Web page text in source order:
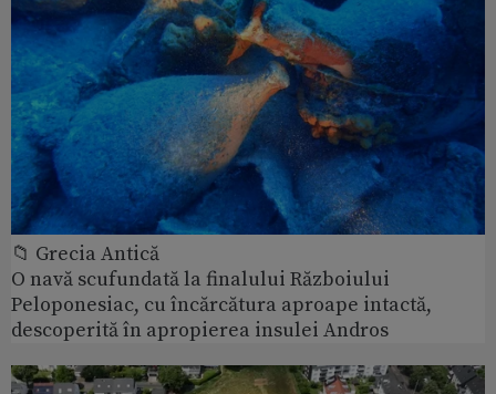
📁 Grecia Antică
O navă scufundată la finalului Războiului
Peloponesiac, cu încărcătura aproape intactă,
descoperită în apropierea insulei Andros